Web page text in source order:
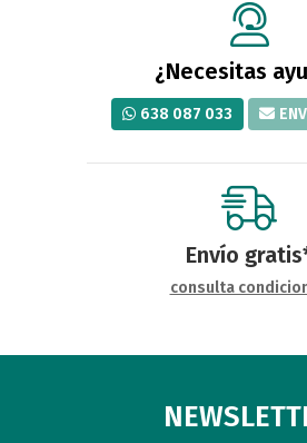
¿Necesitas
638 087 033
Envío
consulta